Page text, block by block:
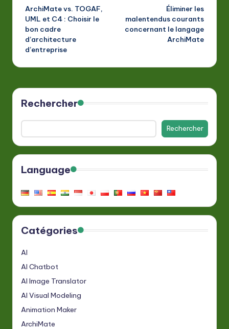
navigation
ArchiMate vs. TOGAF,
UML et C4 : Choisir le
bon cadre
d’architecture
d’entreprise
Éliminer les
malentendus courants
concernant le langage
ArchiMate
Rechercher
Rechercher
Language
Catégories
AI
AI Chatbot
AI Image Translator
AI Visual Modeling
Animation Maker
ArchiMate